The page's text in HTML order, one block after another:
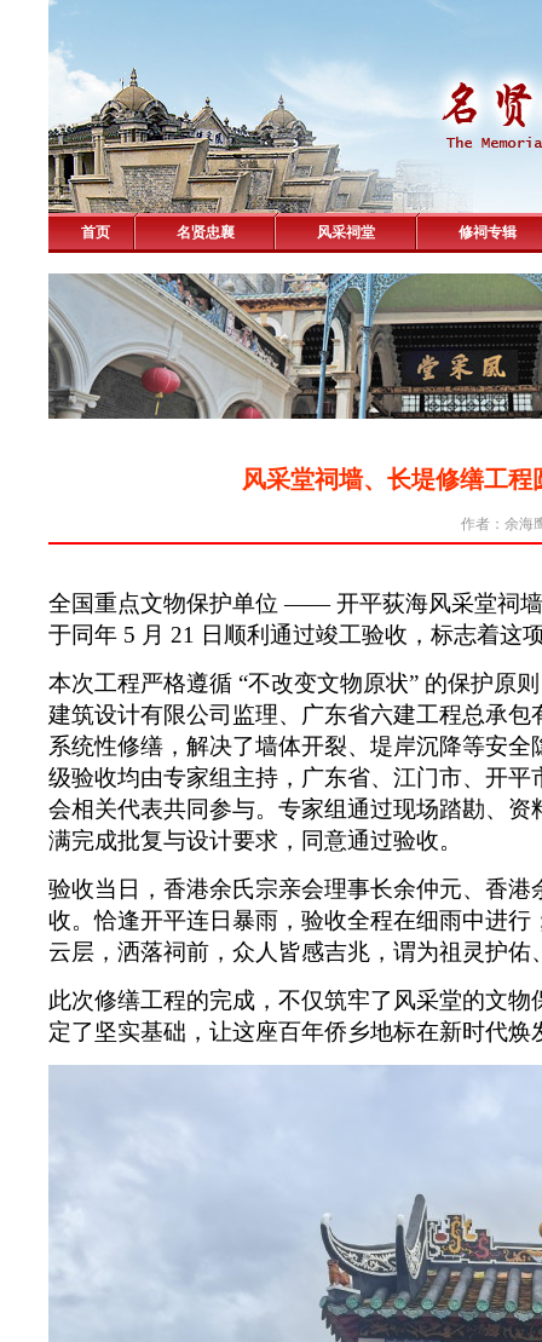
首页 名贤忠襄 风采祠堂 修祠专辑
风采堂祠墙、长堤修缮工
作者：余海
全国重点文物保护单位 ——开平荻海风采堂祠
于同年 5 月 21 日顺利通过竣工验收，标志着这
本次工程严格遵循 “不改变文物原状” 的保护原
建筑设计有限公司监理、广东省六建工程总承
系统性修缮，解决了墙体开裂、堤岸沉降等安
级验收均由专家组主持，广东省、江门市、开
会相关代表共同参与。专家组通过现场踏勘、
满完成批复与设计要求，同意通过验收。
验收当日，香港余氏宗亲会理事长余仲元、 香港
收。恰逢开平连日暴雨，验收全程在细雨中进
云层，洒落祠前，众人皆感吉兆，谓为祖灵护佑
此次修缮工程的完成，不仅筑牢了风采堂的文
定了坚实基础，让这座百年侨乡地标在新时代焕